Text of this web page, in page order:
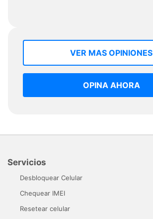
VER MAS OPINIONES
OPINA AHORA
Servicios
Desbloquear Celular
Chequear IMEI
Resetear celular